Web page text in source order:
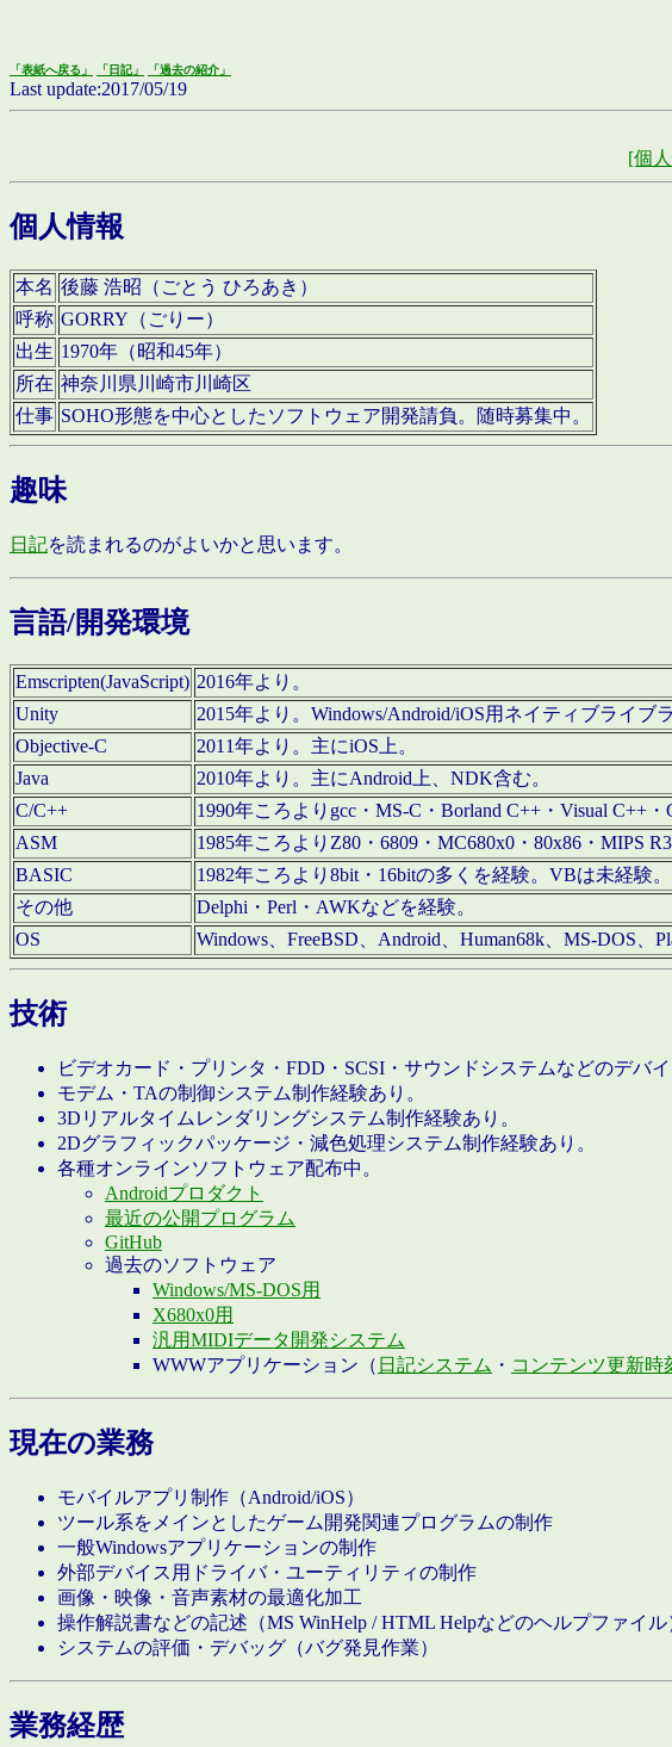
「表紙へ戻る」 「日記」 「過去の紹介」
Last update:2017/05/19
[個
個人情報
本名 後藤 浩昭（ごとう ひろあき）
呼称 GORRY（ごりー）
出生 1970年（昭和45年）
所在 神奈川県川崎市川崎区
仕事 SOHO形態を中心としたソフトウェア開発請負。随時募集中。
趣味
日記を読まれるのがよいかと思います。
言語/開発環境
Emscripten(JavaScript) 2016年より。
Unity
2015年より。Windows/Android/iOS用ネイティブライブ
Objective-C
2011年より。主にiOS上。
Java
2010年より。主にAndroid上、NDK含む。
C/C++
1990年ころよりgcc・MS-C・Borland C++・Visual C++・
ASM
1985年ころよりZ80・6809・MC680x0・80x86・MIPS
BASIC
1982年ころより8bit・16bitの多くを経験。VBは未経験。
その他
Delphi・Perl・AWKなどを経験。
OS
Windows、FreeBSD、Android、Human68k、MS-DOS、
技術
ビデオカード・プリンタ・FDD・SCSI・サウンドシステムなどのデバ
モデム・TAの制御システム制作経験あり。
3Dリアルタイムレンダリングシステム制作経験あり。
2Dグラフィックパッケージ・減色処理システム制作経験あり。
各種オンラインソフトウェア配布中。
Androidプロダクト
最近の公開プログラム
GitHub
過去のソフトウェア
Windows/MS-DOS用
X680x0用
汎用MIDIデータ開発システム
WWWアプリケーション（ 日記システム ・ コンテンツ更新時
現在の業務
モバイルアプリ制作（Android/iOS）
ツール系をメインとしたゲーム開発関連プログラムの制作
一般Windowsアプリケーションの制作
外部デバイス用ドライバ・ユーティリティの制作
画像・映像・音声素材の最適化加工
操作解説書などの記述（MS WinHelp / HTML Helpなどのヘルプファイル
システムの評価・デバッグ（バグ発見作業）
業務経歴